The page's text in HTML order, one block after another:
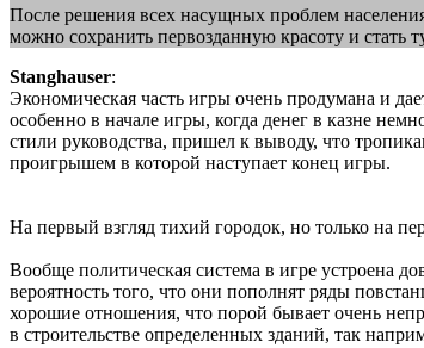
После решения всех насущных проблем
можно сохранить первозданную красоту и стать
Stanghauser:
Экономическая часть игры очень продумана и
особенно в начале игры, когда денег в казне
стили руководства, пришел к выводу, что
проигрышем в которой наступает конец игры.
На первый взгляд тихий городок, но только на
Вообще политическая система в игре устроена
вероятность того, что они пополнят ряды
хорошие отношения, что порой бывает очень
в строительстве определенных зданий, так